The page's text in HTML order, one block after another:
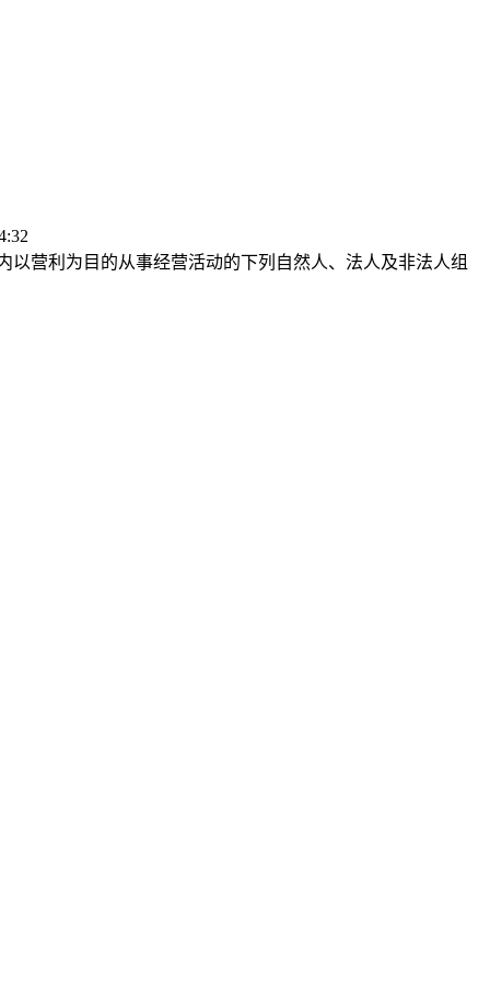
营利为目的从事经营活动的下列自然人、法人及非法人组